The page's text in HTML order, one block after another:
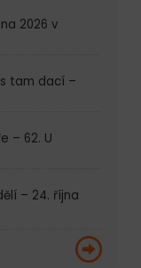
2026 v
tam dací –
– 62. U
– 24. října